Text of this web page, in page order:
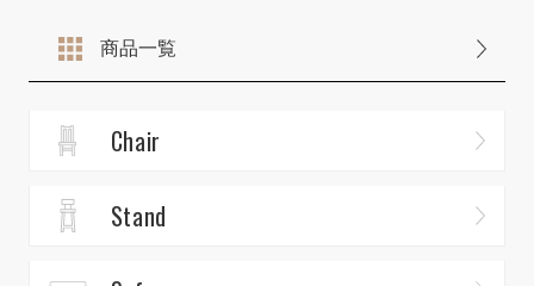
商品一覧
Chair
Stand